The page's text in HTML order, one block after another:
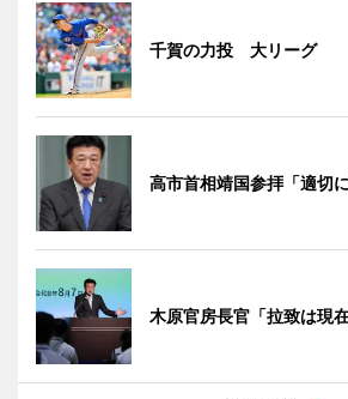
千賀の力投 大リーグ
高市首相靖国参拝「適切に
木原官房長官「拉致は現